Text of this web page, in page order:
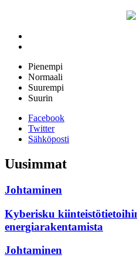
Pienempi
Normaali
Suurempi
Suurin
Facebook
Twitter
Sähköposti
Uusimmat
Johtaminen
Kyberisku
energiarakentamista
Johtaminen